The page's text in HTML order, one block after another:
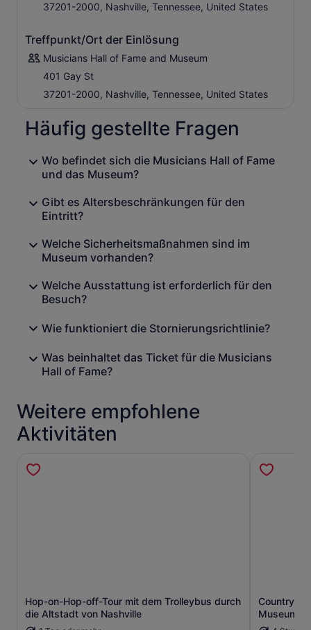
37201-2000, Nashville, Tennessee, United States
Treffpunkt/Ort der Einlösung
Musicians Hall of Fame and Museum
401 Gay St
37201-2000, Nashville, Tennessee, United States
Häufig gestellte Fragen
Wo befindet sich die Musicians Hall of Fame
und das Museum?
Gibt es Altersbeschränkungen für den
Eintritt?
Welche Sicherheitsmaßnahmen sind im
Museum vorhanden?
Welche Ausstattung ist erforderlich für den
Besuch?
Wie funktioniert die Stornierungsrichtlinie?
Was beinhaltet das Ticket für die Musicians
Hall of Fame?
Weitere empfohlene
Aktivitäten
Hop-on-Hop-off-Tour mit dem Trolleybus durch
die Altstadt von Nashville
Wird in einem neuen Tab geöffnet
Country
Museum